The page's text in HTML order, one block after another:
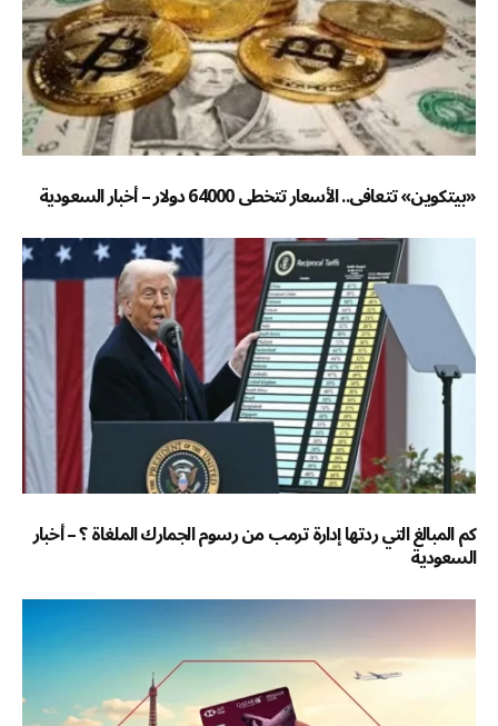
«بيتكوين» تتعافى.. الأسعار تتخطى 64000 دولار – أخبار السعودية
كم المبالغ التي ردتها إدارة ترمب من رسوم الجمارك الملغاة ؟ – أخبار
السعودية